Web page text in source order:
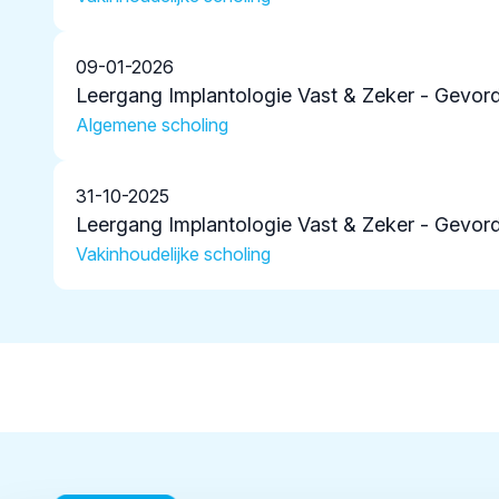
09-01-2026
Leergang Implantologie Vast & Zeker -
Algemene scholing
31-10-2025
Leergang Implantologie Vast & Zeker -
Vakinhoudelijke scholing